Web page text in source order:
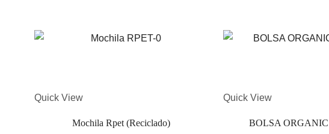
Quick View
Mochila Rpet (reciclado)
Quick View
BOLSA